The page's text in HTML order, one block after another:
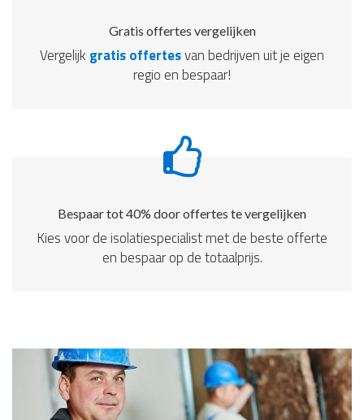
Gratis offertes vergelijken
Vergelijk gratis offertesvan bedrijven uit je eigen
regio en bespaar!
Bespaar tot 40% door offertes te vergelijken
Kies voor de isolatiespecialist met de beste offerte
en bespaar op de totaalprijs.